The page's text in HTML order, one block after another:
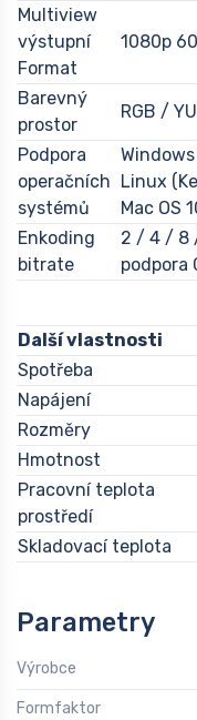
Multiview
výstupní
Format
1080p 60
Barevný
prostor
RGB /
Podpora
operačních
systémů
Linux
Mac OS
Enkoding
bitrate
2 / 4 / 8
podpora
Další vlastnosti
Spotřeba
Napájení
Rozměry
Hmotnost
Pracovní teplota
prostředí
Skladovací teplota
Parametry
Výrobce
Formfaktor